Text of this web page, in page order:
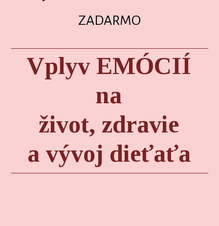
ZADARMO
Vplyv EMÓCIÍ
na
život, zdravie
a vývoj dieťaťa